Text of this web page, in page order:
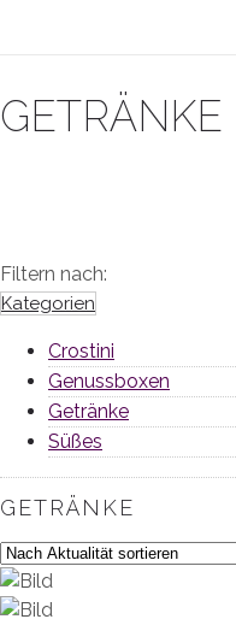
GETRÄNKE
Filtern nach:
Kategorien
Crostini
Genussboxen
Getränke
Süßes
GETRÄNKE